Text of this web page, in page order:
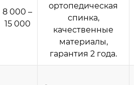
8 000 –
15 000
ортопедическая
спинка,
качественные
материалы,
гарантия 2 года.